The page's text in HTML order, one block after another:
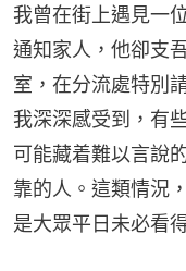
我曾在街上遇見一
通知家人，他卻支
室，在分流處特別
我深深感受到，有
可能藏着難以言說
靠的人。這類情況
是大眾平日未必看